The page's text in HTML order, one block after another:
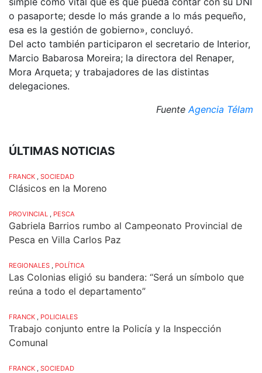
o pasaporte; desde lo más grande a lo más pequeño,
esa es la gestión de gobierno», concluyó.
Del acto también participaron el secretario de Interior,
Marcio Babarosa Moreira; la directora del Renaper,
Mora Arqueta; y trabajadores de las distintas
delegaciones.
Fuente Agencia Télam
ÚLTIMAS NOTICIAS
FRANCK , SOCIEDAD
Clásicos en la Moreno
PROVINCIAL , PESCA
Gabriela Barrios rumbo al Campeonato Provincial de
Pesca en Villa Carlos Paz
REGIONALES , POLÍTICA
Las Colonias eligió su bandera: “Será un símbolo que
reúna a todo el departamento”
FRANCK , POLICIALES
Trabajo conjunto entre la Policía y la Inspección
Comunal
FRANCK , SOCIEDAD